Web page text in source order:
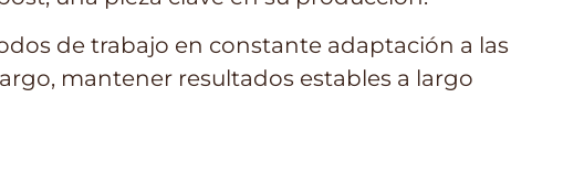
de trabajo en constante adaptación a las
mantener resultados estables a largo